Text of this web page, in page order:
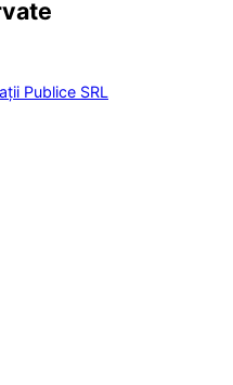
Publice SRL